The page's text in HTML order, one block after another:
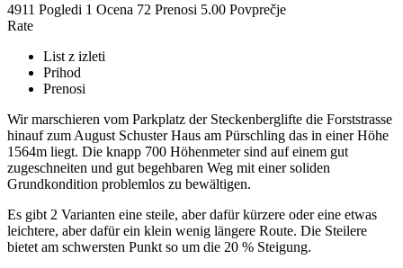
4911 Pogledi 1 Ocena 72 Prenosi 5.00 Povprečje
Rate
List z izleti
Prihod
Prenosi
Wir marschieren vom Parkplatz der Steckenberglifte die Forststrasse
hinauf zum August Schuster Haus am Pürschling das in einer Höhe
1564m liegt. Die knapp 700 Höhenmeter sind auf einem gut
zugeschneiten und gut begehbaren Weg mit einer soliden
Grundkondition problemlos zu bewältigen.
Es gibt 2 Varianten eine steile, aber dafür kürzere oder eine etwas
leichtere, aber dafür ein klein wenig längere Route. Die Steilere
bietet am schwersten Punkt so um die 20 % Steigung.